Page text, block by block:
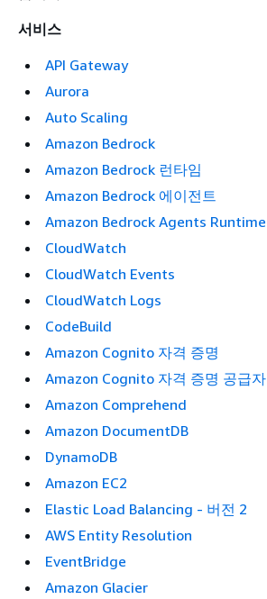
서비스
API Gateway
Aurora
Auto Scaling
Amazon Bedrock
Amazon Bedrock 런타임
Amazon Bedrock 에이전트
Amazon Bedrock Agents Runtime
CloudWatch
CloudWatch Events
CloudWatch Logs
CodeBuild
Amazon Cognito 자격 증명
Amazon Cognito 자격 증명 공급자
Amazon Comprehend
Amazon DocumentDB
DynamoDB
Amazon EC2
Elastic Load Balancing - 버전 2
AWS Entity Resolution
EventBridge
Amazon Glacier